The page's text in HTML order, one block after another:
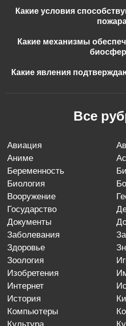
Какие условия
Какие механизмы
Какие явления
Все
авиация
аниме
беременность
биология
вооружение
государство
документы
заболевания
здоровье
зоология
изобретения
интернет
история
компьютеры
культура